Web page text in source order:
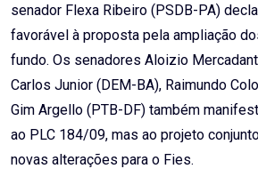
senador Flexa Ribeiro (PSDB-PA)
favorável à proposta pela ampliação
fundo. Os senadores Aloizio
Carlos Junior (DEM-BA), Raimundo
Gim Argello (PTB-DF) também
ao PLC 184/09, mas ao projeto
novas alterações para o Fies.